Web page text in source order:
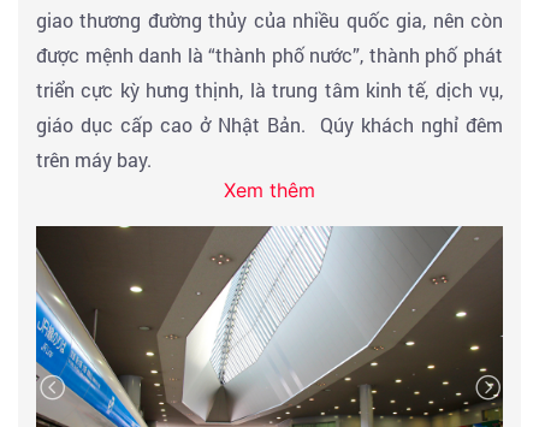
giao thương đường thủy của nhiều quốc gia, nên còn
được mệnh danh là “thành phố nước”, thành phố phát
triển cực kỳ hưng thịnh, là trung tâm kinh tế, dịch vụ,
giáo dục cấp cao ở Nhật Bản. Qúy khách nghỉ đêm
trên máy bay.
Chuyến bay dự kiến hàng không VJ:
Chuyến đi:SGN - KIX ( OSAKA): Giờ đi lúc 01:00 -
Thời gian bay 05h30 - Giờ đến 08h30
Xem thêm